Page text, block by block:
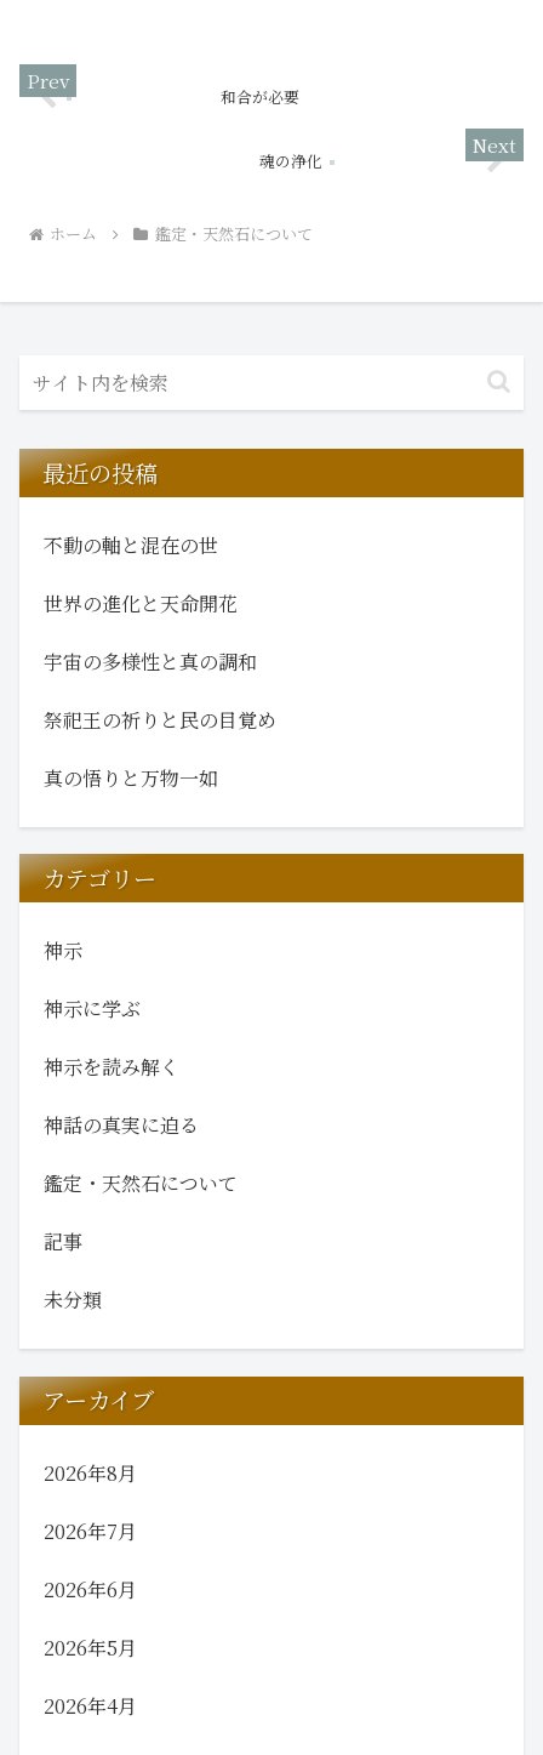
和合が必要
魂の浄化
ホーム 鑑定・天然石について
最近の投稿
不動の軸と混在の世
世界の進化と天命開花
宇宙の多様性と真の調和
祭祀王の祈りと民の目覚め
真の悟りと万物一如
カテゴリー
神示
神示に学ぶ
神示を読み解く
神話の真実に迫る
鑑定・天然石について
記事
未分類
アーカイブ
2026年8月
2026年7月
2026年6月
2026年5月
2026年4月